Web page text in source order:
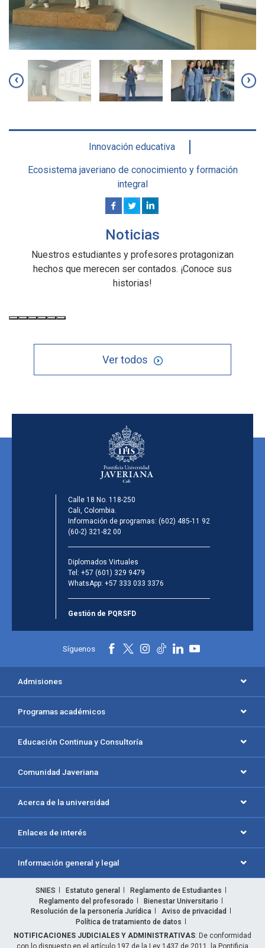
‹ ›
Innovación educativa
Ecosistema javeriano de conocimiento y formación
integral
Noticias
Nuestros estudiantes y profesores protagonizan
hechos que merecen ser contados. ¡Conoce sus
historias!
Ver todos
Calle 18 No. 118-250
Cali, Colombia.
Información de programas: (602) 485-11 92
(60-2) 321-82 00
Diplomados Virtuales
Tel: +57 (601) 329 9479
WhatsApp: +57 333 033 3376
Gestión de PQRSFD
Síguenos
Admisiones
Programas académicos
Educación Continua y Consultoría
Comunidad Javeriana
Acerca de la universidad
Enlaces de interés
Información general y legal
SNIES Estatuto general
Reglamento de Estudiantes
Reglamento del profesorado
Bienestar Universitario
Resolución de la personería Jurídica
Aviso de privacidad
Política de tratamiento de datos
NOTIFICACIONES JUDICIALES Y ADMINISTRATIVAS: De conformidad
con lo dispuesto en el artículo 197 de la Ley 1437 de 2011, la Pontificia